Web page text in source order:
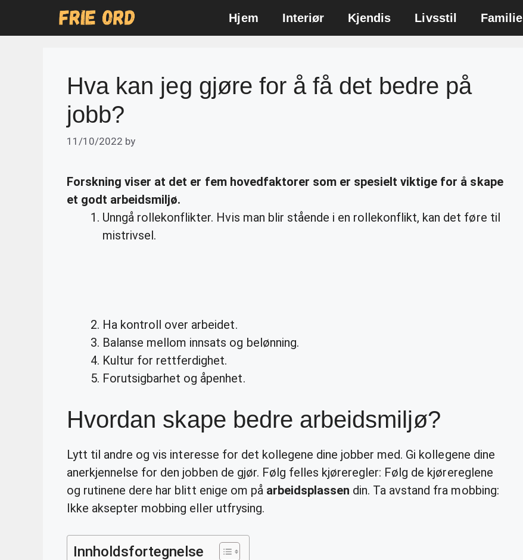
Hjem Interiør Kjendis Livsstil Familie
Hva kan jeg gjøre for å få det bedre på
jobb?
11/10/2022 by
Forskning viser at det er fem hovedfaktorer som er spesielt viktige for å skape
et godt arbeidsmiljø.
Unngå rollekonflikter. Hvis man blir stående i en rollekonflikt, kan det føre til
mistrivsel.
Ha kontroll over arbeidet.
Balanse mellom innsats og belønning.
Kultur for rettferdighet.
Forutsigbarhet og åpenhet.
Hvordan skape bedre arbeidsmiljø?
Lytt til andre og vis interesse for det kollegene dine jobber med. Gi kollegene dine
anerkjennelse for den jobben de gjør. Følg felles kjøreregler: Følg de kjørereglene
og rutinene dere har blitt enige om på arbeidsplassen din. Ta avstand fra mobbing:
Ikke aksepter mobbing eller utfrysing.
Innholdsfortegnelse